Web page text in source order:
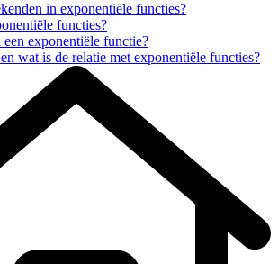
in exponentiële functies?
functies?
exponentiële functie?
wat is de relatie met exponentiële functies?